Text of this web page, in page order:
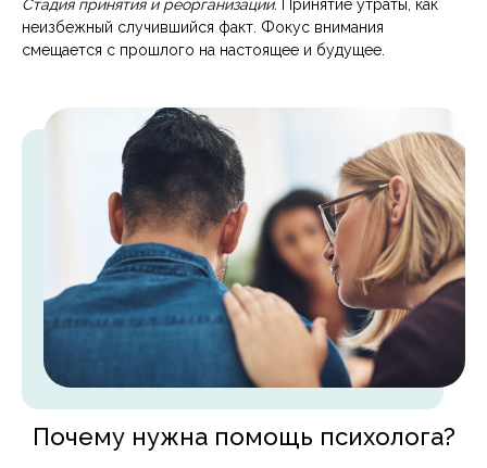
Стадия принятия и реорганизации. Принятие утраты, как
неизбежный случившийся факт. Фокус внимания
смещается с прошлого на настоящее и будущее.
Почему нужна помощь психолога?